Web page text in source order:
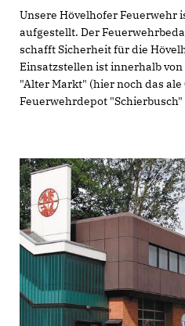
Unsere Hövelhofer Feuerwehr
aufgestellt. Der
schafft Sicherheit für die
Einsatzstellen ist innerhalb
"Alter Markt" (hier noch das
Feuerwehrdepot